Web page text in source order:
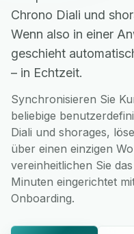
Chrono Diali und
Wenn also in einer
geschieht
– in Echtzeit.
Synchronisieren Sie
beliebige
Diali und shorages,
über einen einzigen
vereinheitlichen Sie
Minuten eingerichtet
Onboarding.